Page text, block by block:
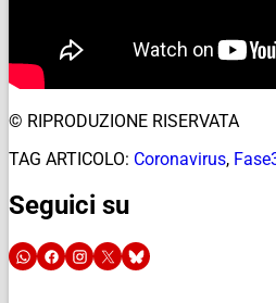
© RIPRODUZIONE RISERVATA
TAG ARTICOLO: Coronavirus,
Seguici su